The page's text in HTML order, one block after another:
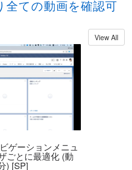
ての動画を確認可
View All
ゲーションメニュ
ごとに最適化 (動
) [SP]